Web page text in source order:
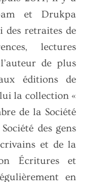
et Drukpa
des retraites de
lectures
de plus
éditions de
la collection «
de la Société
des gens
et de la
Écritures et
en